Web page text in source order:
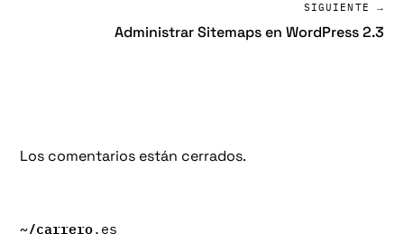
SIGUIENTE →
Administrar Sitemaps en WordPress 2.3
Los comentarios están cerrados.
~/carrero.es